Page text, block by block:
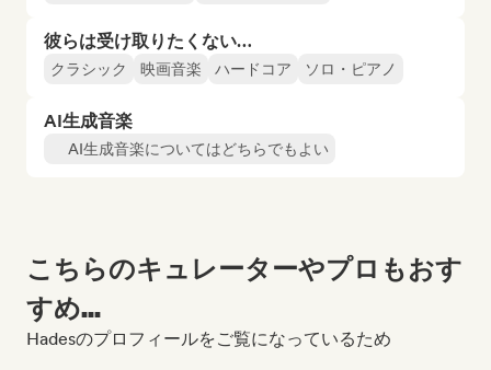
彼らは受け取りたくない…
クラシック 映画音楽 ハードコア ソロ・ピアノ
AI生成音楽
AI生成音楽についてはどちらでもよい
こちらのキュレーターやプロもおす
すめ...
Hadesのプロフィールをご覧になっているため